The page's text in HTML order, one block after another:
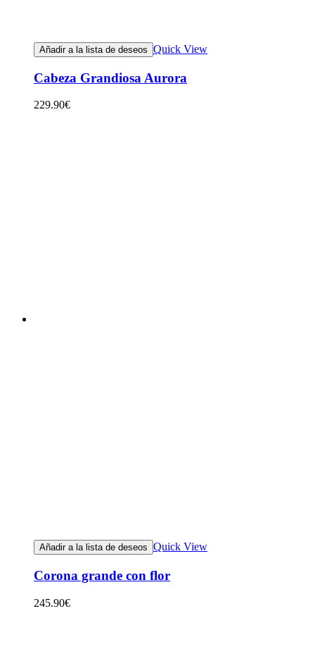
Añadir a la lista de deseos Quick View
Cabeza Grandiosa Aurora
229.90€
Añadir a la lista de deseos Quick View
Corona grande con flor
245.90€